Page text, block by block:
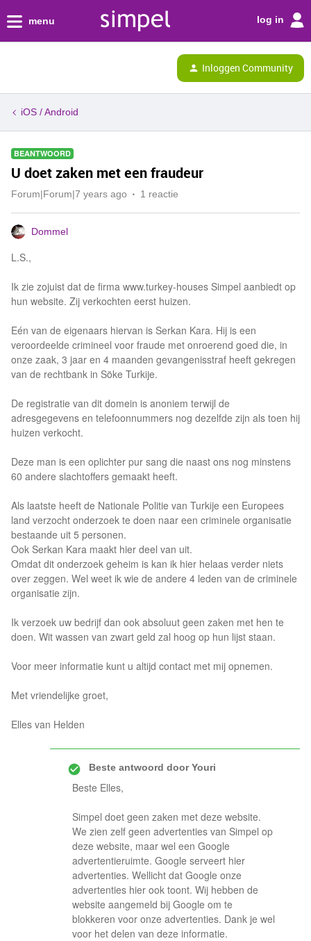
menu log in
Inloggen Community
iOS / Android
BEANTWOORD
U doet zaken met een fraudeur
Forum|Forum|7 years ago 1 reactie
Dommel
L.S.,
Ik zie zojuist dat de firma www.turkey-houses Simpel aanbiedt op
hun website. Zij verkochten eerst huizen.
Eén van de eigenaars hiervan is Serkan Kara. Hij is een
veroordeelde crimineel voor fraude met onroerend goed die, in
onze zaak, 3 jaar en 4 maanden gevangenisstraf heeft gekregen
van de rechtbank in Söke Turkije.
De registratie van dit domein is anoniem terwijl de
adresgegevens en telefoonnummers nog dezelfde zijn als toen hij
huizen verkocht.
Deze man is een oplichter pur sang die naast ons nog minstens
60 andere slachtoffers gemaakt heeft.
Als laatste heeft de Nationale Politie van Turkije een Europees
land verzocht onderzoek te doen naar een criminele organisatie
bestaande uit 5 personen.
Ook Serkan Kara maakt hier deel van uit.
Omdat dit onderzoek geheim is kan ik hier helaas verder niets
over zeggen. Wel weet ik wie de andere 4 leden van de criminele
organisatie zijn.
Ik verzoek uw bedrijf dan ook absoluut geen zaken met hen te
doen. Wit wassen van zwart geld zal hoog op hun lijst staan.
Voor meer informatie kunt u altijd contact met mij opnemen.
Met vriendelijke groet,
Elles van Helden
Beste antwoord doorYouri
Beste Elles,
Simpel doet geen zaken met deze website.
We zien zelf geen advertenties van Simpel op
deze website, maar wel een Google
advertentieruimte. Google serveert hier
advertenties. Wellicht dat Google onze
advertenties hier ook toont. Wij hebben de
website aangemeld bij Google om te
blokkeren voor onze advertenties. Dank je wel
voor het delen van deze informatie.